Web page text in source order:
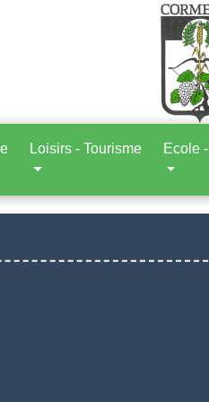
Loisirs - Tourisme Ecole